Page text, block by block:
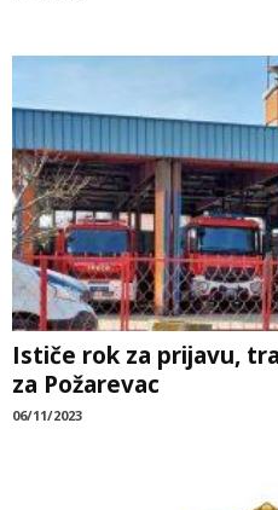
Ističe rok za prijavu,
za Požarevac
06/11/2023